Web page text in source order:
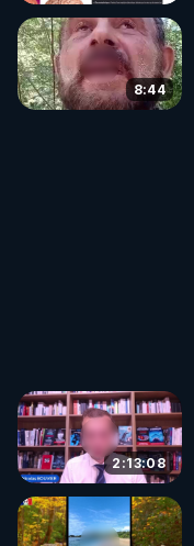
8:44
2:13:08